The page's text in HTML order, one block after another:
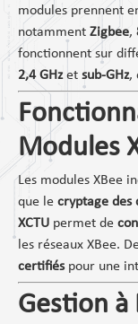
modules prennent
notamment Zigbee,
fonctionnent sur
2,4 GHzet sub-GHz,
Modules
Les modules XBee
que le cryptage des
XCTU permet de
les réseaux XBee.
certifiéspour une
Gestion à